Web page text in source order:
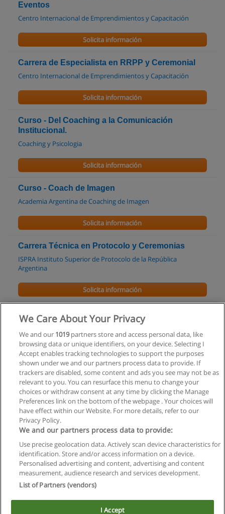
Eventos
Centro Internacional de Emprendimientos y Capacitación
Solicita información
Carrera de Especialista en RRPP y Ceremonial
Centro Internacional de Emprendimientos y Capacitación
Solicita información
Curso - Del Coaching a la Comunicación
Institucional.
Coaching y Psicologia
Solicita información
Curso - Coach de Imagen
Academia Argentina de Coaching de Imagen
Solicita información
Carrera Técnica en Protocolo y Ceremonias
ISPRA Instituto Superior de Protocolo de la República
Argentina
Solicita información
Carrera Técnica en Organización de Eventos y
Espectáculos
ISPRA Instituto Superior de Protocolo de la República
Argentina
Solicita información
Privacidad de datos
Contactar con Educaedu
Copyright © Educaedu Business S.L. - CIF : B-95610580: -
We Care About Your Privacy
We and our 1019partners store and access personal data, like
browsing data or unique identifiers, on your device. Selecting I
Accept enables tracking technologies to support the purposes
shown under we and our partners process data to provide. If
trackers are disabled, some content and ads you see may not be as
relevant to you. You can resurface this menu to change your
choices or withdraw consent at any time by clicking the Manage
Preferences link on the bottom of the webpage . Your choices will
have effect within our Website. For more details, refer to our
Privacy Policy.
We and our partners process data to provide:
Use precise geolocation data. Actively scan device characteristics for
identification. Store and/or access information on a device.
Personalised advertising and content, advertising and content
measurement, audience research and services development.
List of Partners (vendors)
I Accept